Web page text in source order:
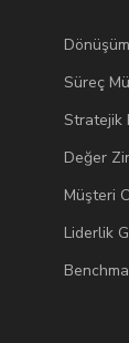
Süreç
Stratejik
Değer
Müşteri
Liderlik